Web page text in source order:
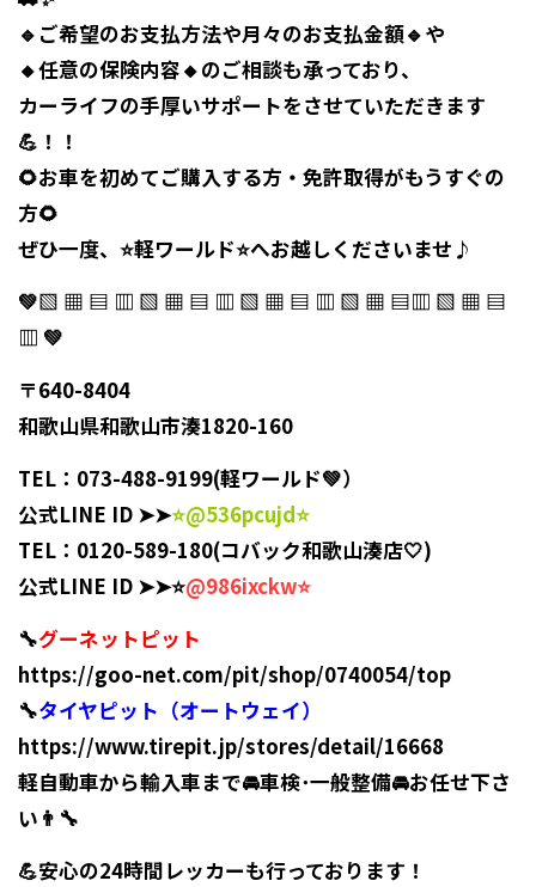
🔹 ご希望のお支払方法や月々のお支払金額🔹や
🔸任意の保険内容🔸のご相談も承っており、
カーライフの手厚いサポートをさせていただきます
💪！！
🌻お車を初めてご購入する方・免許取得がもうすぐの
方🌻
ぜひ一度、⭐️軽ワールド⭐️へお越しくださいませ♪
💚▧ ▦ ▤ ▥ ▧ ▦ ▤ ▥ ▧ ▦ ▤ ▥ ▧ ▦ ▤▥ ▧ ▦ ▤
▥ 💚
〒640-8404
和歌山県和歌山市湊1820-160
TEL：073-488-9199(軽ワールド💚）
公式LINE ID ➤➤⭐️@536pcujd⭐️
TEL：0120-589-180(コバック和歌山湊店🤍)
公式LINE ID ➤➤⭐️@986ixckw⭐️
🔧グーネットピット
https://goo-net.com/pit/shop/0740054/top
🔧タイヤピット（オートウェイ）
https://www.tirepit.jp/stores/detail/16668
軽自動車から輸入車まで🚘車検･一般整備🚘お任せ下さ
い👨‍🔧
💪安心の24時間レッカーも行っております！